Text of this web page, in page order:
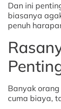
Dan ini
biasanya
penuh
Banyak
cuma biaya,